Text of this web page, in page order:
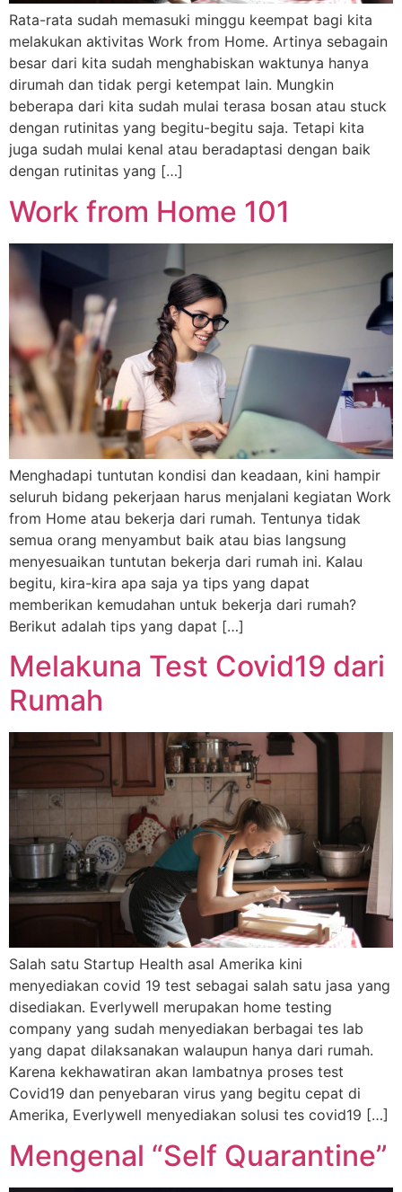
Rata-rata sudah memasuki minggu keempat bagi kita
melakukan aktivitas Work from Home. Artinya sebagain
besar dari kita sudah menghabiskan waktunya hanya
dirumah dan tidak pergi ketempat lain. Mungkin
beberapa dari kita sudah mulai terasa bosan atau stuck
dengan rutinitas yang begitu-begitu saja. Tetapi kita
juga sudah mulai kenal atau beradaptasi dengan baik
dengan rutinitas yang […]
Work from Home 101
Menghadapi tuntutan kondisi dan keadaan, kini hampir
seluruh bidang pekerjaan harus menjalani kegiatan Work
from Home atau bekerja dari rumah. Tentunya tidak
semua orang menyambut baik atau bias langsung
menyesuaikan tuntutan bekerja dari rumah ini. Kalau
begitu, kira-kira apa saja ya tips yang dapat
memberikan kemudahan untuk bekerja dari rumah?
Berikut adalah tips yang dapat […]
Melakuna Test Covid19 dari
Rumah
Salah satu Startup Health asal Amerika kini
menyediakan covid 19 test sebagai salah satu jasa yang
disediakan. Everlywell merupakan home testing
company yang sudah menyediakan berbagai tes lab
yang dapat dilaksanakan walaupun hanya dari rumah.
Karena kekhawatiran akan lambatnya proses test
Covid19 dan penyebaran virus yang begitu cepat di
Amerika, Everlywell menyediakan solusi tes covid19 […]
Mengenal “Self Quarantine”